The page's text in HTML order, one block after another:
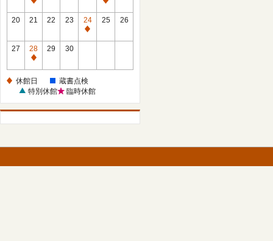
休
館
休
館
20 21 22 23
24
休
25 26
27
28
休
日
29 30
休館日
蔵書点検
特別休館
臨時休館